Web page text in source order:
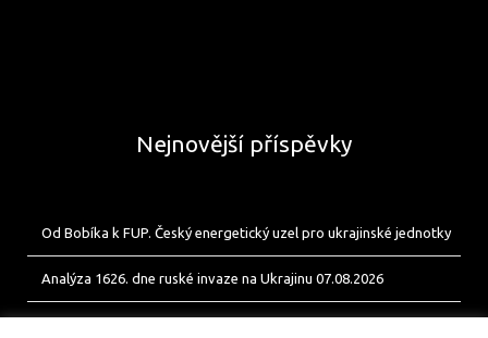
Nejnovější příspěvky
Od Bobíka k FUP. Český energetický uzel pro ukrajinské jednotky
Analýza 1626. dne ruské invaze na Ukrajinu 07.08.2026